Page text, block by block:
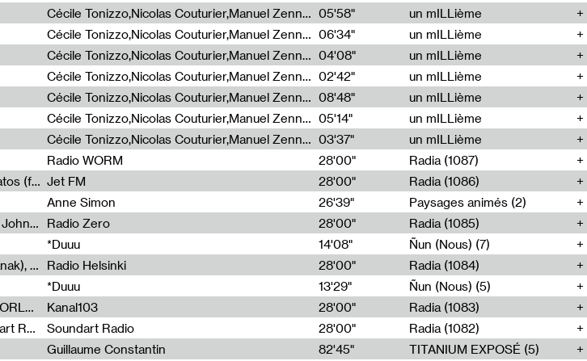
Cécile Tonizzo,Nicolas Couturier,Manuel Zenner,Aquila Lescene,Curtis Coco,Cyril Magnier 05'58"
un mILLième
Cécile Tonizzo,Nicolas Couturier,Manuel Zenner,Aquila Lescene,Curtis Coco,Cyril Magnier 06'34"
un mILLième
Cécile Tonizzo,Nicolas Couturier,Manuel Zenner,Aquila Lescene,Curtis Coco,Cyril Magnier 04'08"
un mILLième
Cécile Tonizzo,Nicolas Couturier,Manuel Zenner,Aquila Lescene,Curtis Coco,Cyril Magnier 02'42"
un mILLième
Cécile Tonizzo,Nicolas Couturier,Manuel Zenner,Aquila Lescene,Curtis Coco,Cyril Magnier 08'48"
un mILLième
Cécile Tonizzo,Nicolas Couturier,Manuel Zenner,Aquila Lescene,Curtis Coco,Cyril Magnier 05'14"
un mILLième
Cécile Tonizzo,Nicolas Couturier,Manuel Zenner,Aquila Lescene,Curtis Coco,Cyril Magnier 03'37"
un mILLième
Radio WORM 28'00"
Radia (1087)
Radia Show #1086 : La Couleur des Rêves by Izabela Matos (for Jet FM) Jet FM 28'00"
Radia (1086)
Anne Simon 26'39"
Paysages animés (2)
Radia Show #1085 : When We Bow Down Our Heads by John Roach (Radia edit, Rádio Zero) Radio Zero 28'00"
Radia (1085)
*Duuu 14'08"
Ñun (Nous) (7)
Radia Show #1084 : "Silver Epiphany" by Irrflug (Mark Kanak), featuring Jarboe and Blixa Bargeld (for Radio Helsinki) Radio Helsinki 28'00"
Radia (1084)
*Duuu 13'29"
Ñun (Nous) (5)
Radia Show #1083 : MUSIC IS MURDER BY MARTIN DJORLEV (KANAL103) Kanal103 28'00"
Radia (1083)
Radia Show #1082 : Spooky Aspic at a Distance - Soundart Radio Soundart Radio 28'00"
Radia (1082)
Guillaume Constantin 82'45" TITANIUM EXPOSÉ (5)